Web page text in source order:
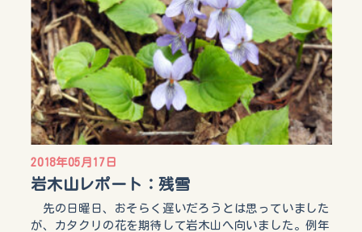
2018年05月17日
岩木山レポート：残雪
先の日曜日、おそらく遅いだろうとは思っていました
が、カタクリの花を期待して岩木山へ向いました。例年